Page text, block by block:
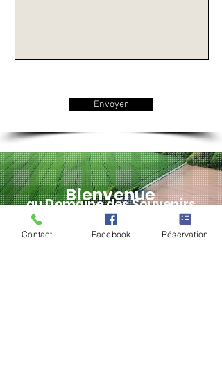
Envoyer
Bienvenue
au Domaine desSouvenirs
Contact Facebook Réservation